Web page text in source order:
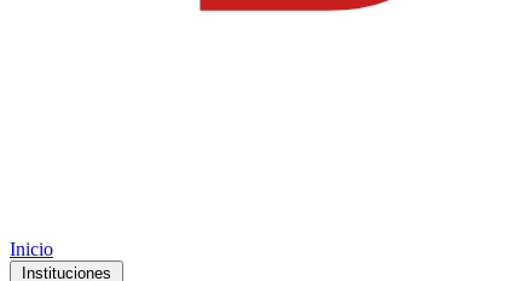
Inicio
Instituciones